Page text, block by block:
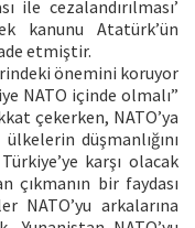
ile cezalandırılması’
kanunu Atatürk’ün
etmiştir.
önemini koruyor
NATO içinde olmalı”
çekerken, NATO’ya
düşmanlığını
karşı olacak
çıkmanın bir faydası
NATO’yu arkalarına